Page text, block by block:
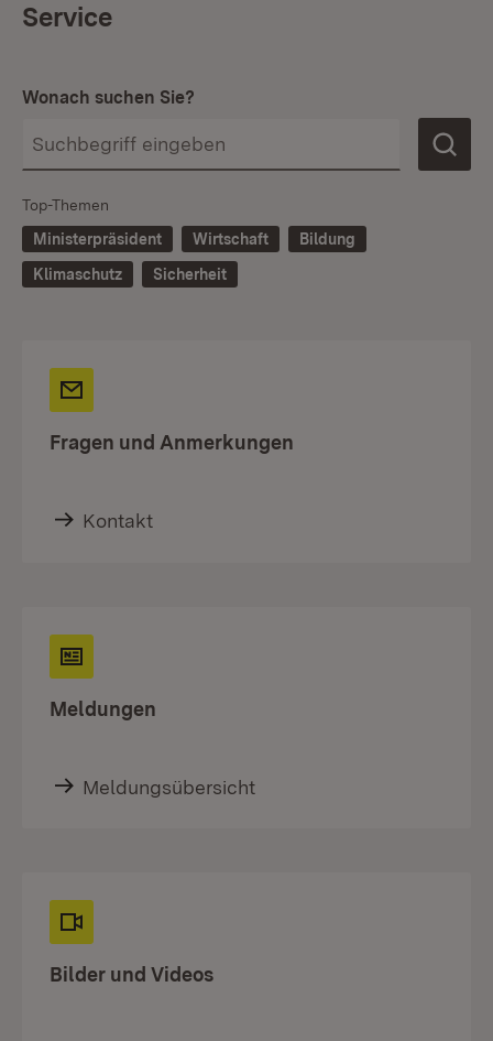
Service
Wonach suchen Sie?
Top-Themen
Ministerpräsident
Wirtschaft
Bildung
Klimaschutz
Sicherheit
Fragen und Anmerkungen
Kontakt
Meldungen
Meldungsübersicht
Bilder und Videos